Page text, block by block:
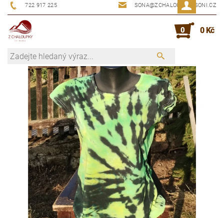
722 917 225 SONA@ZCHALOUPKYUSONI.CZ
0 0 Kč